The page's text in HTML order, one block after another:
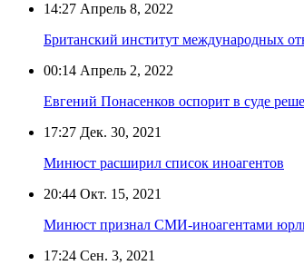
14:27 Апрель 8, 2022
Британский институт международных
00:14 Апрель 2, 2022
Евгений Понасенков оспорит в суде
17:27 Дек. 30, 2021
Минюст расширил список иноагентов
20:44 Окт. 15, 2021
Минюст признал СМИ-иноагентами
17:24 Сен. 3, 2021